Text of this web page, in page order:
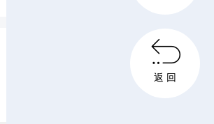

返 回